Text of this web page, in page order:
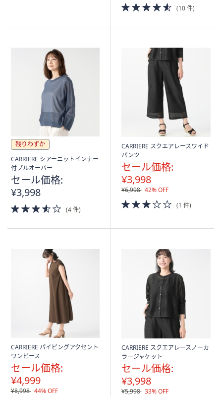
4.5
of
(10 件)
残りわずか
CARRIERE シアーニットインナー
付プルオーバー
セール価格:
¥3,998
3.5
of
(4 件)
CARRIERE スクエアレースワイド
パンツ
セール価格:
¥3,998
¥6,998 42% OFF
3.0
of
Stars
(1 件)
CARRIERE パイピングアクセント
ワンピース
セール価格:
¥4,999
¥8,998 44% OFF
CARRIERE スクエアレースノーカ
ラージャケット
セール価格:
¥3,998
¥5,998 33% OFF